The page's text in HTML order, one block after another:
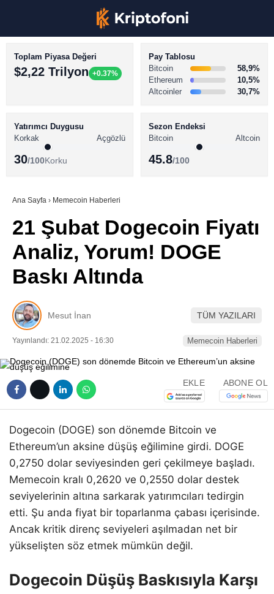
Youtube
TikTok
Telegram
BİTCOİN HABERLERİ
ALTCOİN HABERLERİ
SÖZLÜK
Toplam Piyasa Değeri
$2,22 Trilyon +0.37%
Pay Tablosu
Bitcoin
58,9%
Ethereum
10,5%
Altcoinler
30,7%
Yatırımcı Duygusu
Korkak
Açgözlü
30/100Korku
Sezon Endeksi
Bitcoin
Altcoin
45.8/100
Ana Sayfa › Memecoin Haberleri
21 Şubat Dogecoin Fiyatı
Analiz, Yorum! DOGE
Baskı Altında
Mesut İnan TÜM YAZILARI
Yayınlandı: 21.02.2025 - 16:30 Memecoin Haberleri
EKLE ABONE OL
Dogecoin (DOGE) son dönemde Bitcoin ve
Ethereum’un aksine düşüş eğilimine girdi. DOGE
0,2750 dolar seviyesinden geri çekilmeye başladı.
Memecoin kralı 0,2620 ve 0,2550 dolar destek
seviyelerinin altına sarkarak yatırımcıları tedirgin
etti. Şu anda fiyat bir toparlanma çabası içerisinde.
Ancak kritik direnç seviyeleri aşılmadan net bir
yükselişten söz etmek mümkün değil.
Dogecoin Düşüş Baskısıyla Karşı